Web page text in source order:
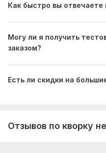
Как быстро вы
Могу ли я получить
заказом?
Есть ли скидки на
Отзывов по кворку